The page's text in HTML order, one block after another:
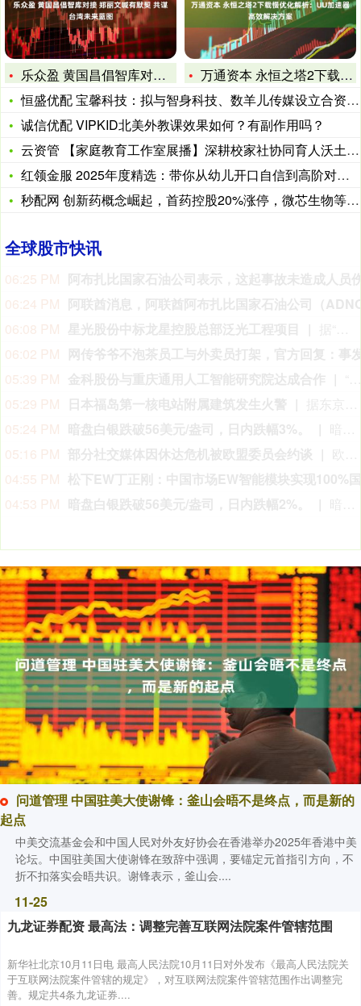
乐众盈 黄国昌倡智库对接 郑丽文喊有默契 共谋台湾未来蓝图
万通资本 永恒之塔2下载慢优化解析：UU加速器高效解决方案
恒盛优配 宝馨科技：拟与智身科技、数羊儿传媒设立合资公司 聚
诚信优配 VIPKID北美外教课效果如何？有副作用吗？
云资管 【家庭教育工作室展播】深耕校家社协同育人沃土——朴英
红领金服 2025年度精选：带你从幼儿开口自信到高阶对答如流
秒配网 创新药概念崛起，首药控股20%涨停，微芯生物等大涨
全球股市快讯
04:10 PM
03:12 PM
03:05 PM
02:54 PM 日本食品自给率跌至历史新低
日本农林水产省8月7日公布的数据显示，2025财年，即2025年4月至2026年3月，按热量计算的日本食品自给率下降1个百分点至37%，为历史最低水平。日本食品自给率是指国内生产的食品占国内食品总供给的比例。日本农林水产省表示，大米消费减少是食品自给率下降的重要原因。日本大米消费长期以来主要依靠本国供应，是日本食品自给率的重要支撑。米价上涨导致居民大米消费减少，国产大米提供的热量随之减少，显著拉低日本整体食品自给率。（CCTV国际时讯）
02:35 PM 今日特朗普要闻
1、特朗普表示，重开霍尔木兹海峡的谈判正在推进，尽管伊朗议员正在考虑对与美国和以色列相关的船只实施限制。 2、特朗普：（关于人工智能）这可能比石油还要重要。谁赢得人工智能，谁就赢得一切。就是如此重要。人工智能比互联网大很多倍。 3、报道称，美国总统特朗普近日在一次私下会晤中表示，他希望副总统万斯能够赢得2028年总统大选。 4、美国总统特朗普当地时间8月7日宣布，联邦政府将向多个关键矿产和电池项目投资30亿美元，旨在增加美国国内产量，并以此推动国家安全与产业政策。 5、美国总统特朗普6日否认他对国防部长赫格塞思不满，称对赫格塞思所做的工作“非常满意”。 6、白宫本周致信库克称，特朗普“正在考虑”解除其职务，并要求她在三周内回应有关抵押贷款欺诈的指控。 7、特朗普媒体集团退出与Crypto.com的两项交易。 8、当地时间8月6日，有记者在采访美国总统特朗普时提出，如果民主党人在中期选举后控制国会众议院，可能会再次试图弹劾他，特朗普表示，“很多人说我是有史以来最伟大的总统之一”。
02:16 PM
布伦特原油暗盘跌破82美元，日内跌超1.6%。
02:05 PM 中信聚信落子南京
据南京发布，8月4日，“南京聚信天晟股权投资合伙企业（有限合伙）”正式落地紫金山国际科创基金街区。基金规模10.01亿元，管理人为中信聚信（北京）资本管理有限公司，其向上穿透的实际控制人为中信集团，管理人整体管理规模超百亿元。该基金在2026紫金山创投大会上签约启动组建，将重点投向新一代信息技术、高端装备、新材料、新能源、生物医药及新消费等领域，为南京科创产业注入新的资本动能。
01:46 PM 景林资产二季度大幅减持热门科技股
当地时间8月7日，知名千亿级私募景林资产披露2026年二季度末最新美股持仓（13F）。二季度，景林资产清仓英伟达、META等热门科技股，大幅减持英特尔、网易、谷歌等标的；景林资产在二季度末的美股持仓市值从38.8亿美元大幅下降至21.9亿美元，降幅达43%。在大幅收缩多只原有持仓的同时，景林资产也对部分半导体产业链公司进行了布局，包括近期业绩超预期的美国光模块制造商AAOI（应用光电）。
01:39 PM
01:20 PM 湖北首家宇树科技产业学院成立 据湖北日报，8月7日，湖北省首家宇树科技产业学院在长江工程职业技术学院成立。据悉，“宇树科技产业学院”由宇树科技股份有限公司与长江工程职业技术学院共建，实行“企业专家任院长、校内教授任执行副院长”双院长制管理架构，聚焦机器人调试、运维、技术支持等市场紧缺岗位，精准培育紧缺人才。
问道管理 中国驻美大使谢锋：釜山会晤不是终点，而是新的
起点
中美交流基金会和中国人民对外友好协会在香港举办2025年香港中美
论坛。中国驻美国大使谢锋在致辞中强调，要锚定元首指引方向，不
折不扣落实会晤共识。谢锋表示，釜山会....
11-25
九龙证券配资 最高法：调整完善互联网法院案件管辖范围
新华社北京10月11日电 最高人民法院10月11日对外发布《最高人民法院关
于互联网法院案件管辖的规定》，对互联网法院案件管辖范围作出调整完
善。规定共4条九龙证券....